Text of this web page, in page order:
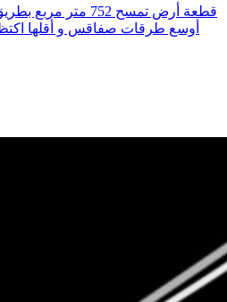
قطعة أرض تمسح 752
أوسع طرقات صفاقس و أقلها